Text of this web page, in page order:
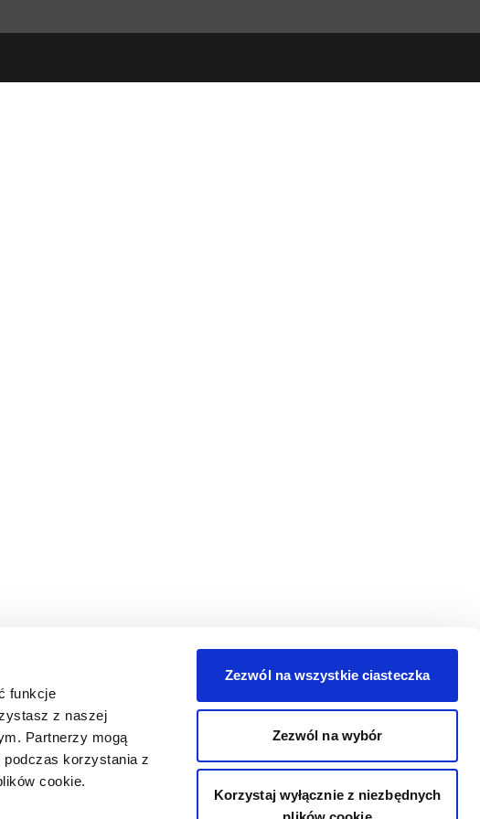
funkcje
z naszej
Partnerzy mogą
korzystania z
cookie.
Zezwól na wszystkie ciasteczka
Zezwól na wybór
Korzystaj wyłącznie z niezbędnych